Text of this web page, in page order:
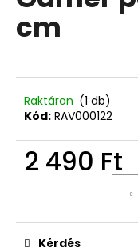
ből
cm
Raktáron (1 db)
Kód: RAV000122
2 490 Ft
Kérdés